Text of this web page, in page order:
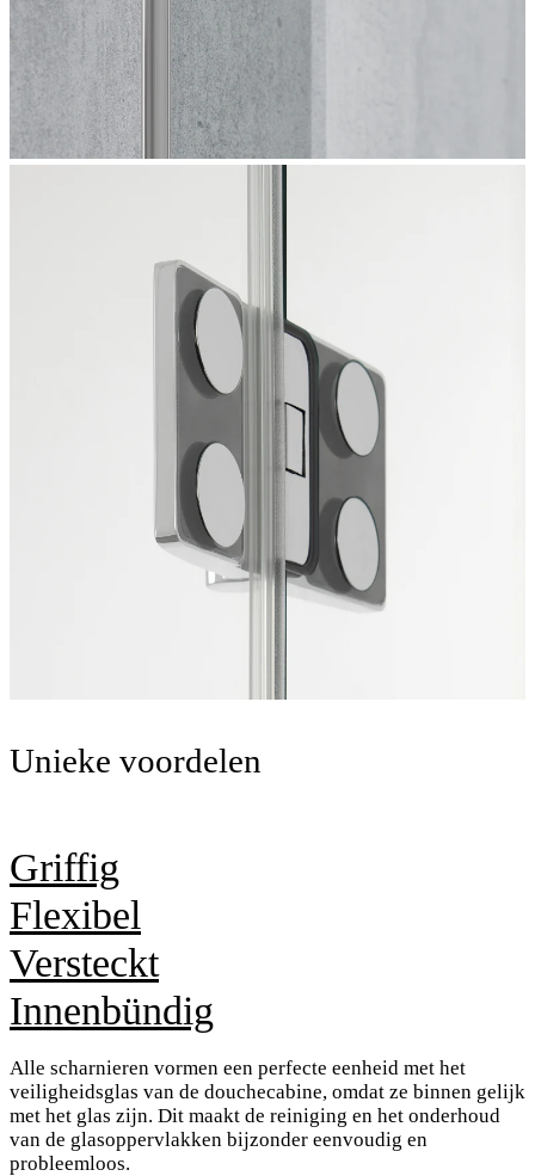
Unieke voordelen
Griffig
Alle scharnieren vormen een perfecte eenheid met het
veiligheidsglas van de douchecabine, omdat ze binnen gelijk
met het glas zijn. Dit maakt de reiniging en het onderhoud
van de glasoppervlakken bijzonder eenvoudig en
probleemloos.
Flexibel
Versteckt
Innenbündig